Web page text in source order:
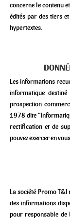
concerne le contenu
édités par des tiers
hypertextes.
Les informations
informatique
prospection
1978 dite
rectification et de
pouvez exercer en
La société Promo
des informations
pour responsable